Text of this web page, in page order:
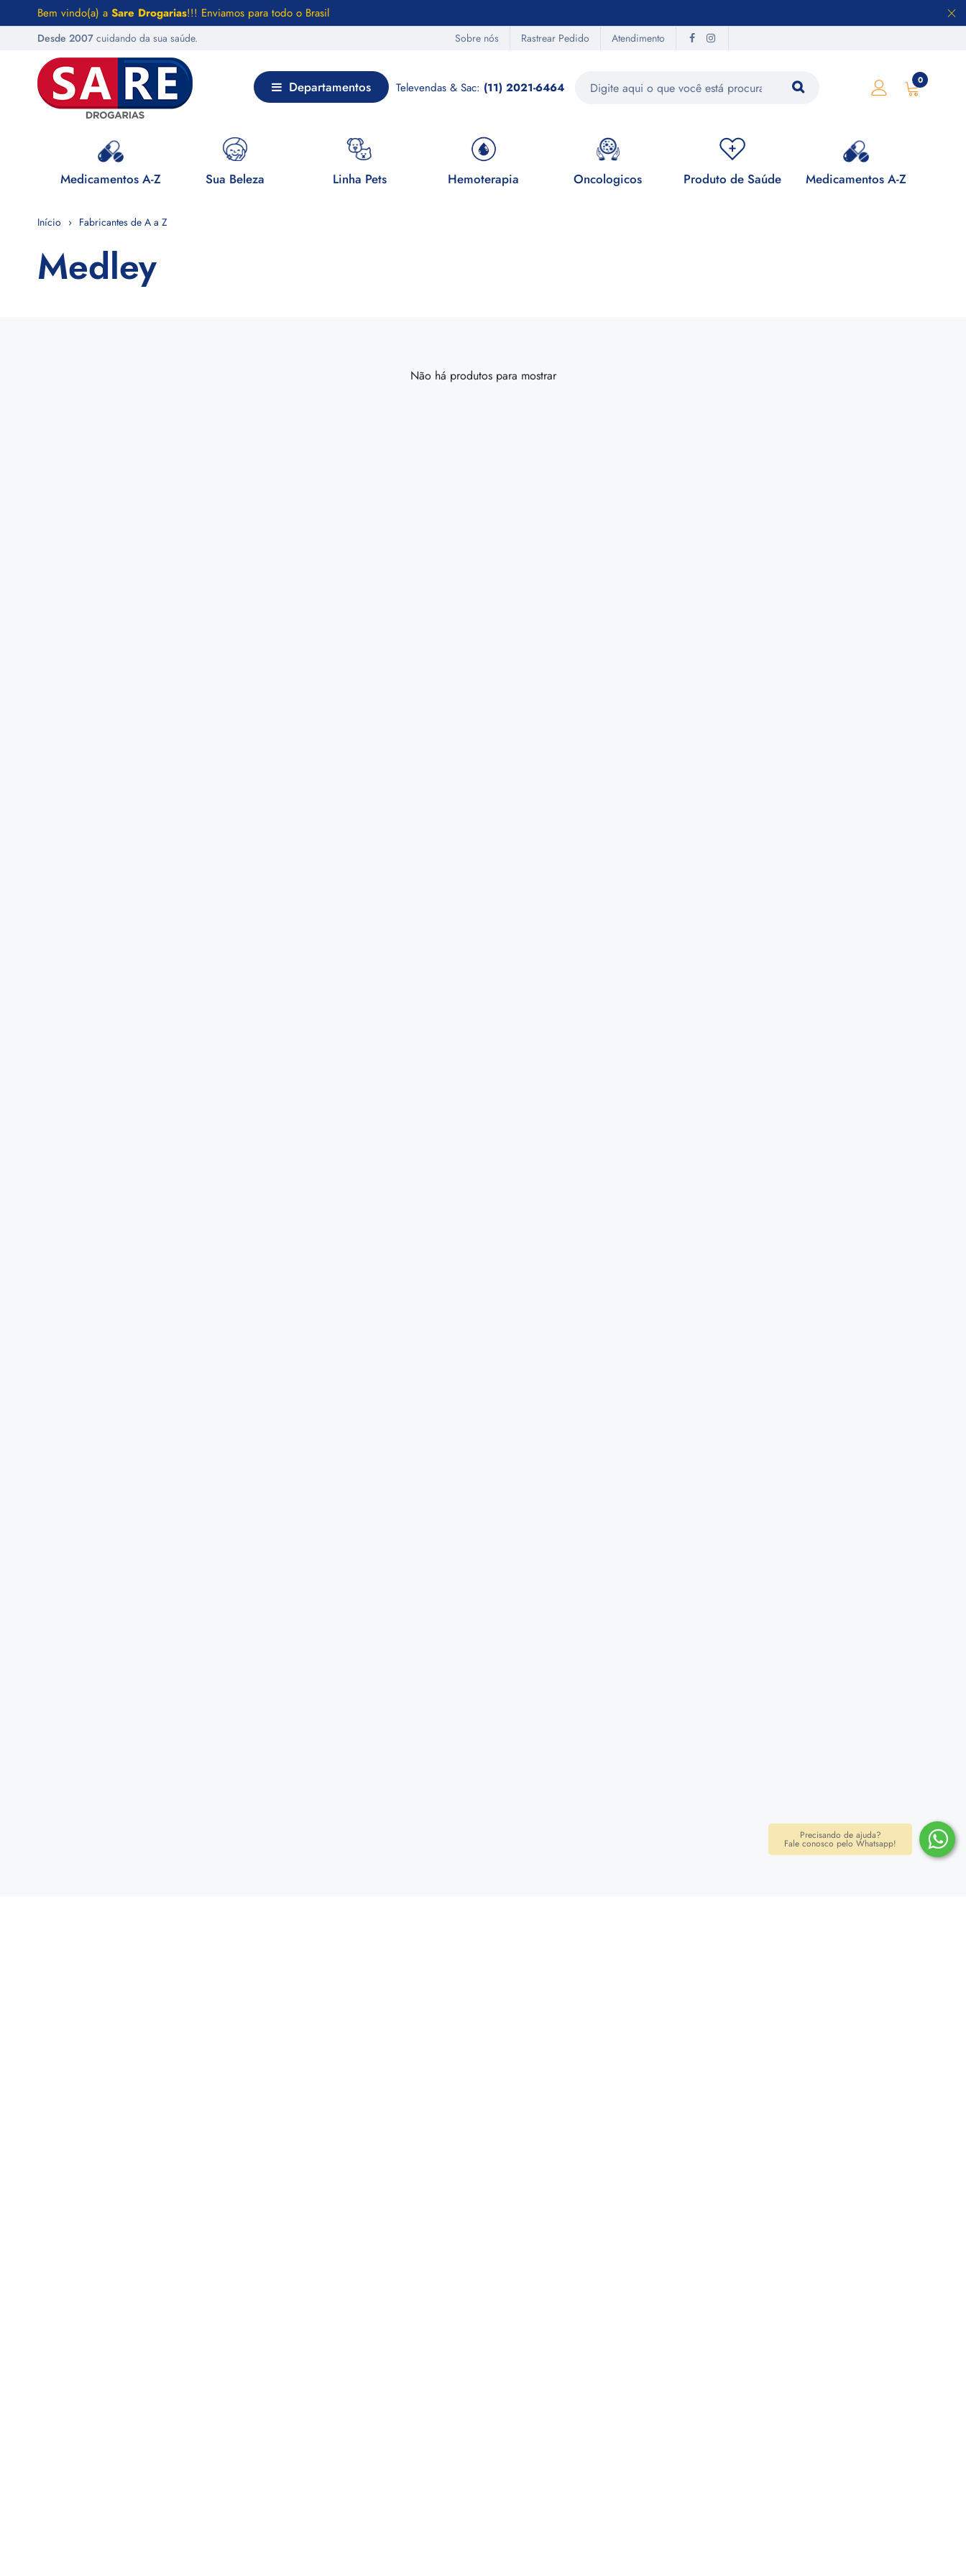
Bem vindo(a) a Sare Drogarias!!! Enviamos para todo o Brasil
Desde 2007 cuidando da sua saúde. Sobre nós Rastrear Pedido Atendimento
0
Televendas & Sac: (11) 2021-6464
Departamentos
Medicamentos A-Z Sua Beleza Linha Pets Hemoterapia Oncologicos Produto de Saúde Medicamentos A-Z
Início Fabricantes de A a Z
Medley
Não há produtos para mostrar
Precisando de ajuda?
Fale conosco pelo Whatsapp!